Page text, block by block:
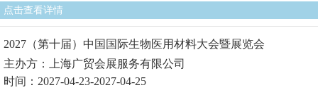
点击查看详情
2027（第十届）中国国际生物医用材料大会暨展览会
主办方：上海广贸会展服务有限公司
时间：2027-04-23-2027-04-25